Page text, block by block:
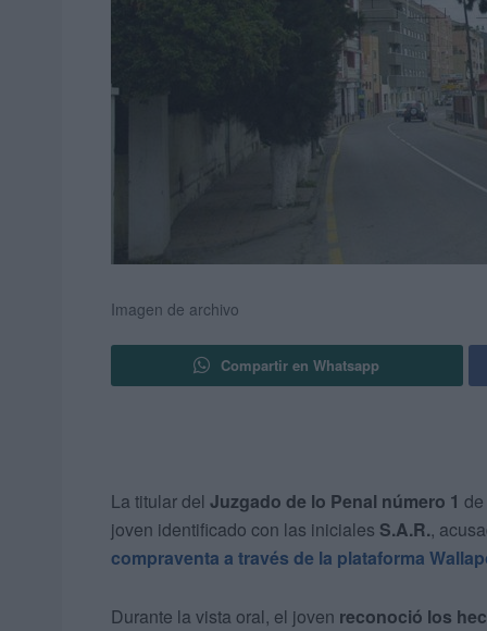
Imagen de archivo
Compartir en Whatsapp
La titular del Juzgado de lo Penal número 1
joven identificado con las iniciales S.A.R.,
compraventa a través de la plataforma
Durante la vista oral, el joven reconoció los